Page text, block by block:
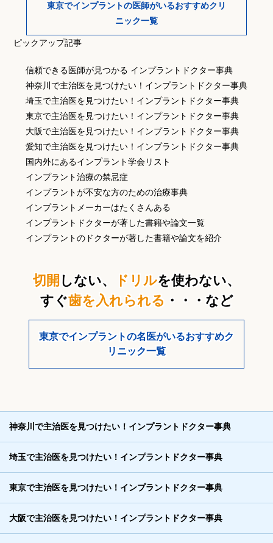
東京でインプラントの医師がいるおすすめクリ
ニック一覧
ピックアップ記事
信頼できる医師が見つかる インプラントドクター事典
神奈川で主治医を見つけたい！インプラントドクター事典
埼玉で主治医を見つけたい！インプラントドクター事典
東京で主治医を見つけたい！インプラントドクター事典
大阪で主治医を見つけたい！インプラントドクター事典
愛知で主治医を見つけたい！インプラントドクター事典
国内外にあるインプラント学会リスト
インプラント治療の禁忌症
インプラントが不安な方のための治療事典
インプラントメーカーはたくさんある
インプラントドクターが著した書籍や論文一覧
インプラントのドクターが著した書籍や論文を紹介
切開 しない、 ドリルを使わない、
すぐ歯を入れられる ・・・など
東京でインプラントの名医がいるおすすめク
リニック一覧
神奈川で主治医を見つけたい！インプラントドクター事典
埼玉で主治医を見つけたい！インプラントドクター事典
東京で主治医を見つけたい！インプラントドクター事典
大阪で主治医を見つけたい！インプラントドクター事典